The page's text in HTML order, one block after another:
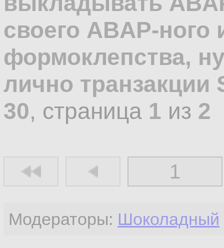
своего ABAP-ного
формоклепства,
лично транзакции
30, страница 1 из 2
1
Модераторы: Шоколадный